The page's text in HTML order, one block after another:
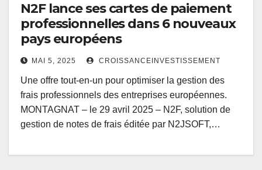
N2F lance ses cartes de paiement
professionnelles dans 6 nouveaux
pays européens
MAI 5, 2025 CROISSANCEINVESTISSEMENT
Une offre tout-en-un pour optimiser la gestion des
frais professionnels des entreprises européennes.
MONTAGNAT – le 29 avril 2025 – N2F, solution de
gestion de notes de frais éditée par N2JSOFT,…